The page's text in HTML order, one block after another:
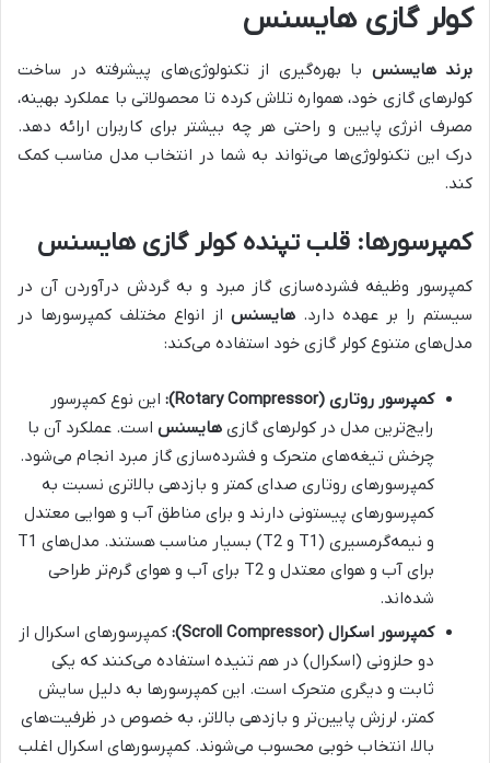
کولر گازی هایسنس
برند هایسنس با بهره‌گیری از تکنولوژی‌های پیشرفته در ساخت
کولرهای گازی خود، همواره تلاش کرده تا محصولاتی با عملکرد بهینه،
مصرف انرژی پایین و راحتی هر چه بیشتر برای کاربران ارائه دهد.
درک این تکنولوژی‌ها می‌تواند به شما در انتخاب مدل مناسب کمک
کند.
کمپرسورها: قلب تپنده کولر گازی هایسنس
کمپرسور وظیفه فشرده‌سازی گاز مبرد و به گردش درآوردن آن در
سیستم را بر عهده دارد. هایسنس از انواع مختلف کمپرسورها در
مدل‌های متنوع کولر گازی خود استفاده می‌کند:
کمپرسور روتاری (Rotary Compressor):
این نوع کمپرسور
رایج‌ترین مدل در کولرهای گازی هایسنس است. عملکرد آن با
چرخش تیغه‌های متحرک و فشرده‌سازی گاز مبرد انجام می‌شود.
کمپرسورهای روتاری صدای کمتر و بازدهی بالاتری نسبت به
کمپرسورهای پیستونی دارند و برای مناطق آب و هوایی معتدل
و نیمه‌گرمسیری (T1 و T2) بسیار مناسب هستند. مدل‌های T1
برای آب و هوای معتدل و T2 برای آب و هوای گرم‌تر طراحی
شده‌اند.
کمپرسور اسکرال (Scroll Compressor):
کمپرسورهای اسکرال از
دو حلزونی (اسکرال) در هم تنیده استفاده می‌کنند که یکی
ثابت و دیگری متحرک است. این کمپرسورها به دلیل سایش
کمتر، لرزش پایین‌تر و بازدهی بالاتر، به خصوص در ظرفیت‌های
بالا، انتخاب خوبی محسوب می‌شوند. کمپرسورهای اسکرال اغلب